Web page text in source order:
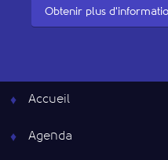
Obtenir plus
Accueil
Agenda